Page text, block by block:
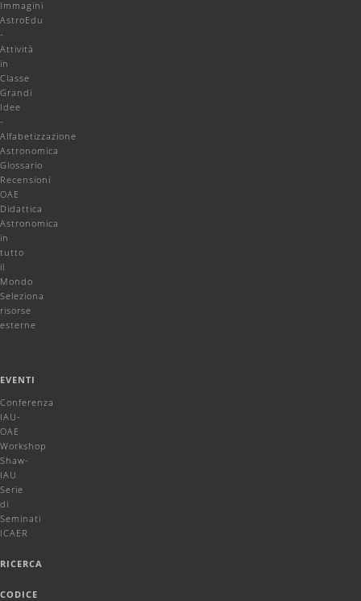
Immagini
AstroEdu
-
Attività
in
Classe
Grandi
Idee
-
Alfabetizzazione
Astronomica
Glossario
Recensioni
OAE
Didattica
Astronomica
in
tutto
il
Mondo
Seleziona
risorse
esterne
EVENTI
Conferenza
IAU-
OAE
Workshop
Shaw-
IAU
Serie
di
Seminati
ICAER
RICERCA
CODICE